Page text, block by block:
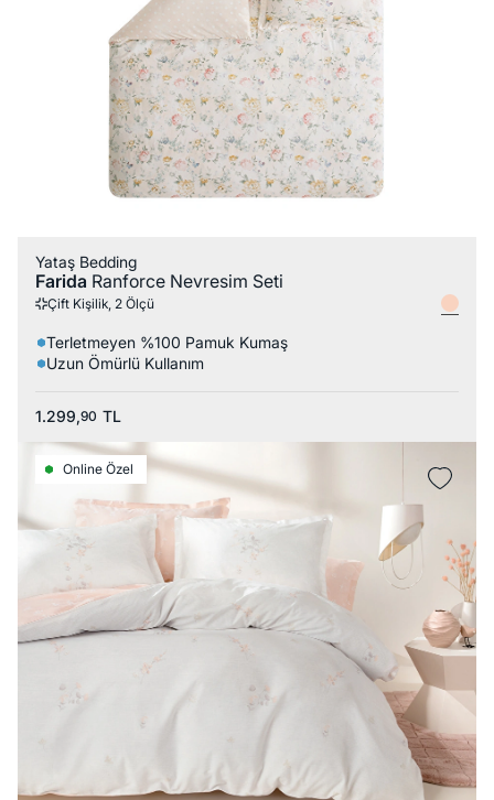
Yataş Bedding
Farida Ranforce Nevresim Seti
Çift Kişilik, 2 Ölçü
Terletmeyen %100 Pamuk Kumaş
Uzun Ömürlü Kullanım
1.299,90 TL
Online Özel